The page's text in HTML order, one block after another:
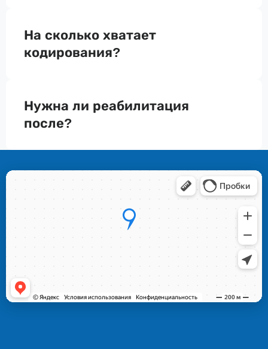
На сколько хватает
кодирования?
Нужна ли реабилитация
после?